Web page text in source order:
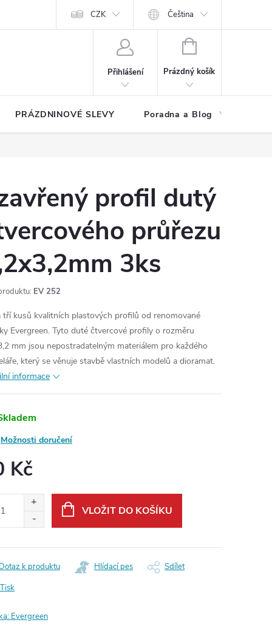
Hodnocení obchodu
CZK Čeština
Přihlášení
NÁKUPNÍ
Prázdný košík
PRÁZDNINOVÉ SLEVY Poradna a Blog
profil dutý
průřezu
3ks
EV 252
tří kusů kvalitních plastových profilů od renomované
Evergreen. Tyto duté čtvercové profily o rozměru
mm jsou nepostradatelným materiálem pro každého
který se věnuje stavbě vlastních modelů a dioramat.
informace
Možnosti doručení
Kč
VLOŽIT DO KOŠÍKU
Tisk
k produktu Hlídací pes Sdílet
Evergreen